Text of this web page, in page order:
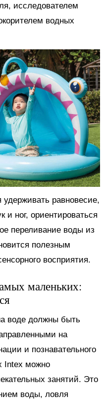
исследователем
водных
удерживать равновесие,
и ног, ориентироваться
переливание воды из
полезным
восприятия.
маленьких:
воде должны быть
на
и познавательного
Intex можно
занятий. Это
воды, ловля